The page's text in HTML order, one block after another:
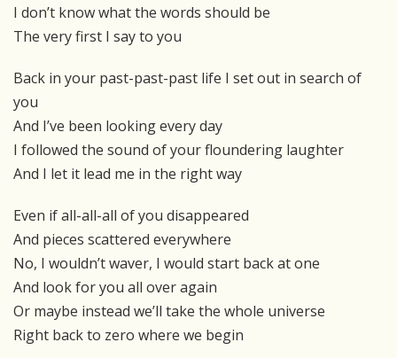
I don’t know what the words should be
The very first I say to you
Back in your past-past-past life I set out in search of
you
And I’ve been looking every day
I followed the sound of your floundering laughter
And I let it lead me in the right way
Even if all-all-all of you disappeared
And pieces scattered everywhere
No, I wouldn’t waver, I would start back at one
And look for you all over again
Or maybe instead we’ll take the whole universe
Right back to zero where we begin